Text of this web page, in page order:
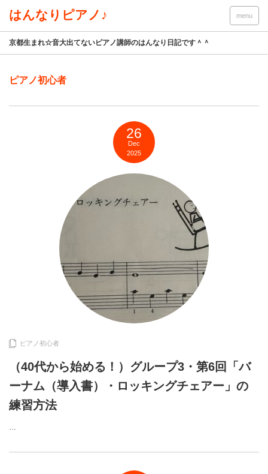
はんなりピアノ♪ menu
京都生まれ☆音大出てないピアノ講師のはんなり日記です＾＾
ピアノ初心者
26
Dec
2025
ピアノ初心者
（40代から始める！）グループ3・第6回「バ
ーナム（導入書）・ロッキングチェアー」の
練習方法
…